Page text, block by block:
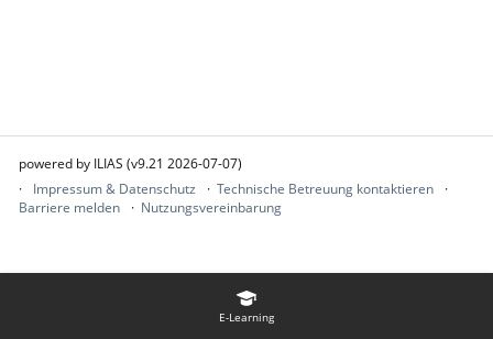
E-Learning
powered by ILIAS (v9.21 2026-07-07)
Impressum & Datenschutz
Technische Betreuung kontaktieren
Barriere melden
Nutzungsvereinbarung